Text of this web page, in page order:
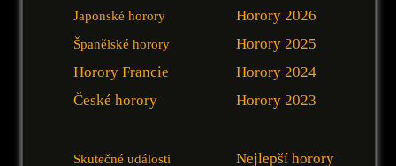
Japonské horory
Španělské horory
Horory Francie
České horory
Horory 2026
Horory 2025
Horory 2024
Horory 2023
Skutečné události
Nejlepší horory